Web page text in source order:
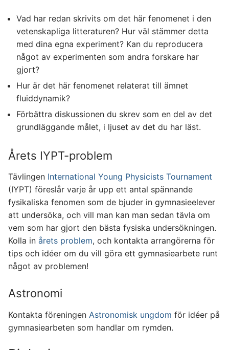
Vad har redan skrivits om det här fenomenet i den
vetenskapliga litteraturen? Hur väl stämmer detta
med dina egna experiment? Kan du reproducera
något av experimenten som andra forskare har
gjort?
Hur är det här fenomenet relaterat till ämnet
fluiddynamik?
Förbättra diskussionen du skrev som en del av det
grundläggande målet, i ljuset av det du har läst.
Årets IYPT-problem
Tävlingen International Young Physicists Tournament
(IYPT) föreslår varje år upp ett antal spännande
fysikaliska fenomen som de bjuder in gymnasieelever
att undersöka, och vill man kan man sedan tävla om
vem som har gjort den bästa fysiska undersökningen.
Kolla in årets problem, och kontakta arrangörerna för
tips och idéer om du vill göra ett gymnasiearbete runt
något av problemen!
Astronomi
Kontakta föreningen Astronomisk ungdom för idéer på
gymnasiearbeten som handlar om rymden.